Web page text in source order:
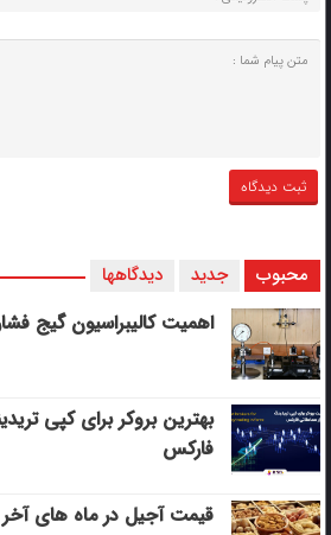
محبوب جدید دیدگاهها
اهمیت کالیبراسیون گیج فشار
بهترین بروکر برای کپی‌
فارکس
قیمت آجیل در ماه های آخر